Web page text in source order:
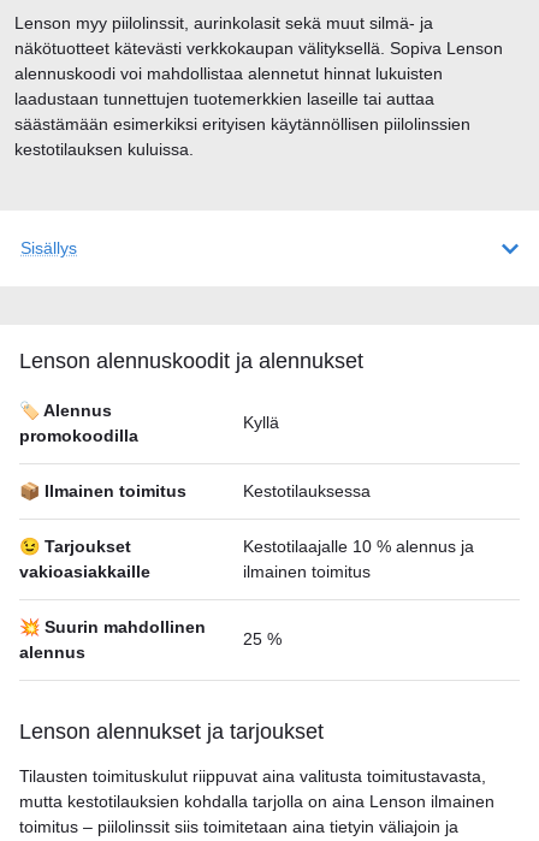
Sisällys
Lenson alennuskoodit ja alennukset
🏷️ Alennus
promokoodilla
Kyllä
📦 Ilmainen toimitus Kestotilauksessa
😉 Tarjoukset
vakioasiakkaille
Kestotilaajalle 10 % alennus ja
ilmainen toimitus
💥 Suurin mahdollinen
alennus
25 %
Lenson alennukset ja tarjoukset
Tilausten toimituskulut riippuvat aina valitusta toimitustavasta,
mutta kestotilauksien kohdalla tarjolla on aina Lenson ilmainen
toimitus – piilolinssit siis toimitetaan aina tietyin väliajoin ja
Lenson myy piilolinssit, aurinkolasit sekä muut silmä- ja
näkötuotteet kätevästi verkkokaupan välityksellä. Sopiva Lenson
alennuskoodi voi mahdollistaa alennetut hinnat lukuisten
laadustaan tunnettujen tuotemerkkien laseille tai auttaa
säästämään esimerkiksi erityisen käytännöllisen piilolinssien
kestotilauksen kuluissa.